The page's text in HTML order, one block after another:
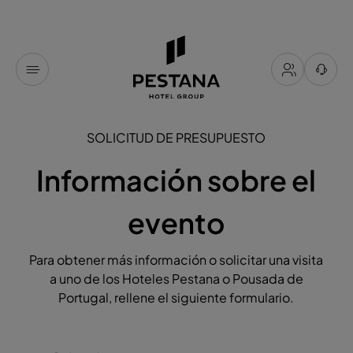
SOLICITUD DE PRESUPUESTO
Información sobre el
evento
Para obtener más información o solicitar una visita
a uno de los Hoteles Pestana o Pousada de
Portugal, rellene el siguiente formulario.